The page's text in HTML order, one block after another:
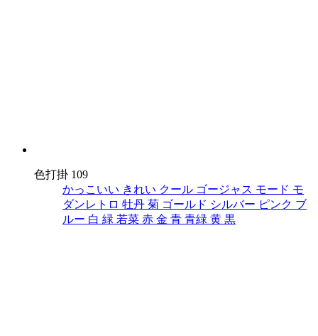
色打掛 109
かっこいい きれい クール ゴージャス モード モ
ダンレトロ 牡丹 菊 ゴールド シルバー ピンク ブ
ルー 白 緑 若菜 赤 金 青 青緑 黄 黒